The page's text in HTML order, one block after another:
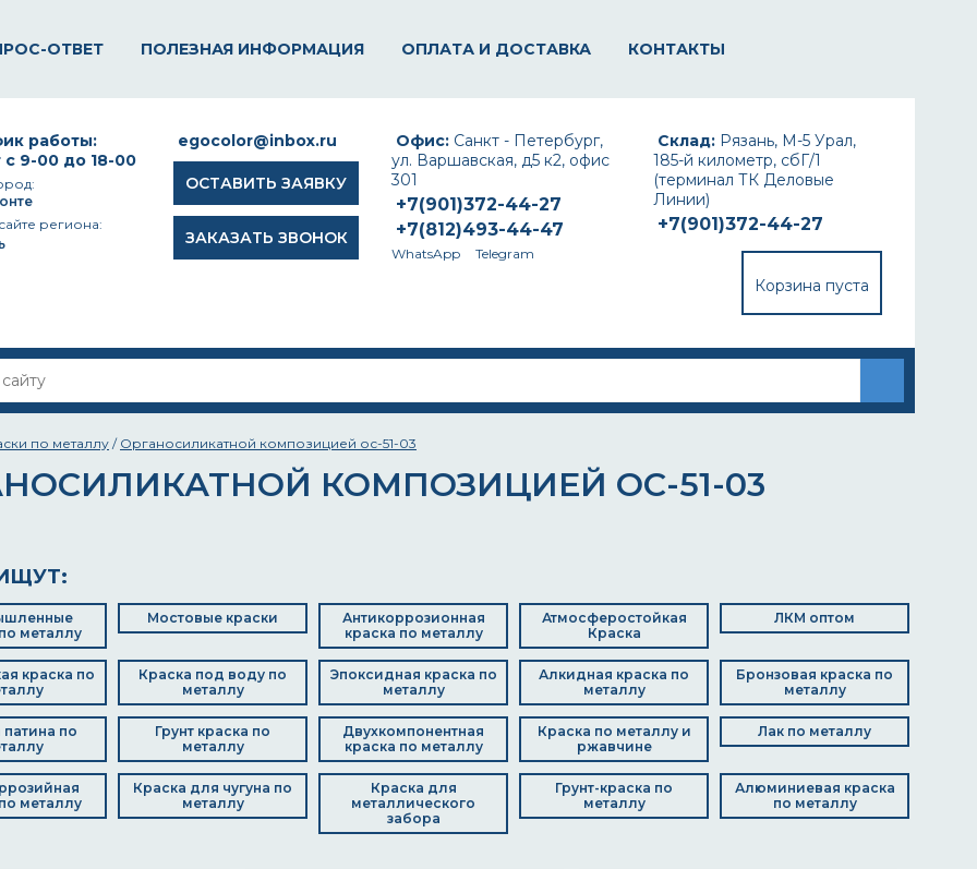
ОТВЕТ ПОЛЕЗНАЯ ИНФОРМАЦИЯ ОПЛАТА И ДОСТАВКА КОНТАКТЫ
Склад: Рязань, М-5 Урал,
185-й километр, сбГ/1
(терминал ТК Деловые
Линии)
+7(901)372-44-27
Корзина пуста
Офис: Санкт - Петербург,
ул. Варшавская, д5 к2, офис
301
+7(901)372-44-27
+7(812)493-44-47
WhatsApp Telegram
egocolor@inbox.ru
ОСТАВИТЬ ЗАЯВКУ
ЗАКАЗАТЬ ЗВОНОК
работы:
с 9-00 до 18-00
региона:
по металлу / Органосиликатной композицией ос-51-03
КОМПОЗИЦИЕЙ ОС-51-03
металлу
Мостовые краски
Антикоррозионная
краска по металлу
Атмосферостойкая
Краска
ЛКМ оптом
краска по
Краска под воду по
металлу
Эпоксидная краска по
металлу
Алкидная краска по
металлу
Бронзовая краска по
металлу
патина по
Грунт краска по
металлу
Двухкомпонентная
краска по металлу
Краска по металлу и
ржавчине
Лак по металлу
металлу
Краска для чугуна по
металлу
Краска для
металлического
забора
Грунт-краска по
металлу
Алюминиевая краска
по металлу